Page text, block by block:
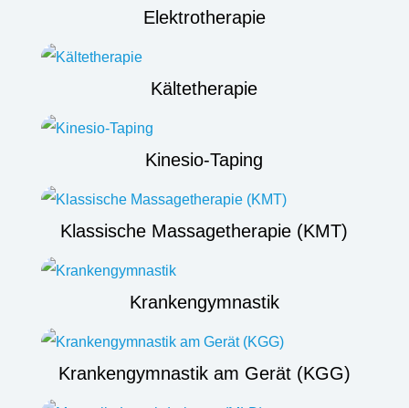
Elektrotherapie
Kältetherapie
Kinesio-Taping
Klassische Massagetherapie (KMT)
Krankengymnastik
Krankengymnastik am Gerät (KGG)